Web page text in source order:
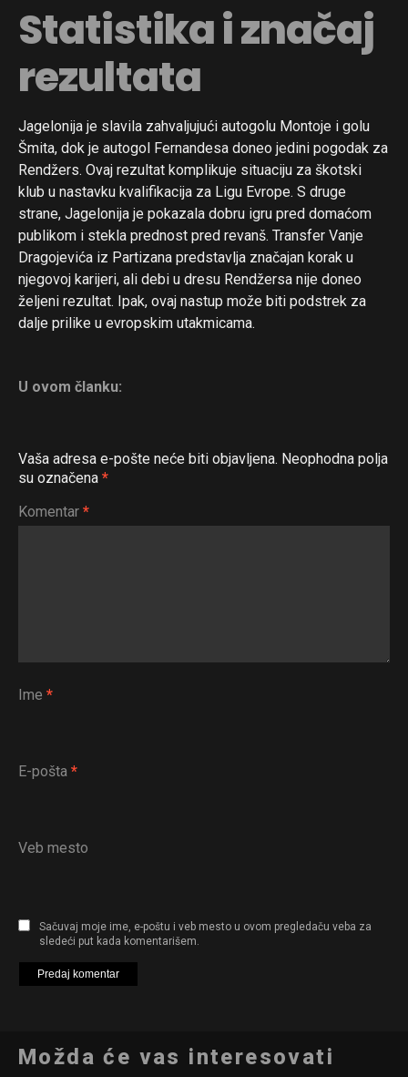
Statistika i značaj
rezultata
Jagelonija je slavila zahvaljujući autogolu Montoje i golu
Šmita, dok je autogol Fernandesa doneo jedini pogodak za
Rendžers. Ovaj rezultat komplikuje situaciju za škotski
klub u nastavku kvalifikacija za Ligu Evrope. S druge
strane, Jagelonija je pokazala dobru igru pred domaćom
publikom i stekla prednost pred revanš. Transfer Vanje
Dragojevića iz Partizana predstavlja značajan korak u
njegovoj karijeri, ali debi u dresu Rendžersa nije doneo
željeni rezultat. Ipak, ovaj nastup može biti podstrek za
dalje prilike u evropskim utakmicama.
U ovom članku:
Vaša adresa e-pošte neće biti objavljena. Neophodna polja
su označena *
Komentar *
Ime *
E-pošta *
Veb mesto
Sačuvaj moje ime, e-poštu i veb mesto u ovom pregledaču veba za
sledeći put kada komentarišem.
Možda će vas interesovati